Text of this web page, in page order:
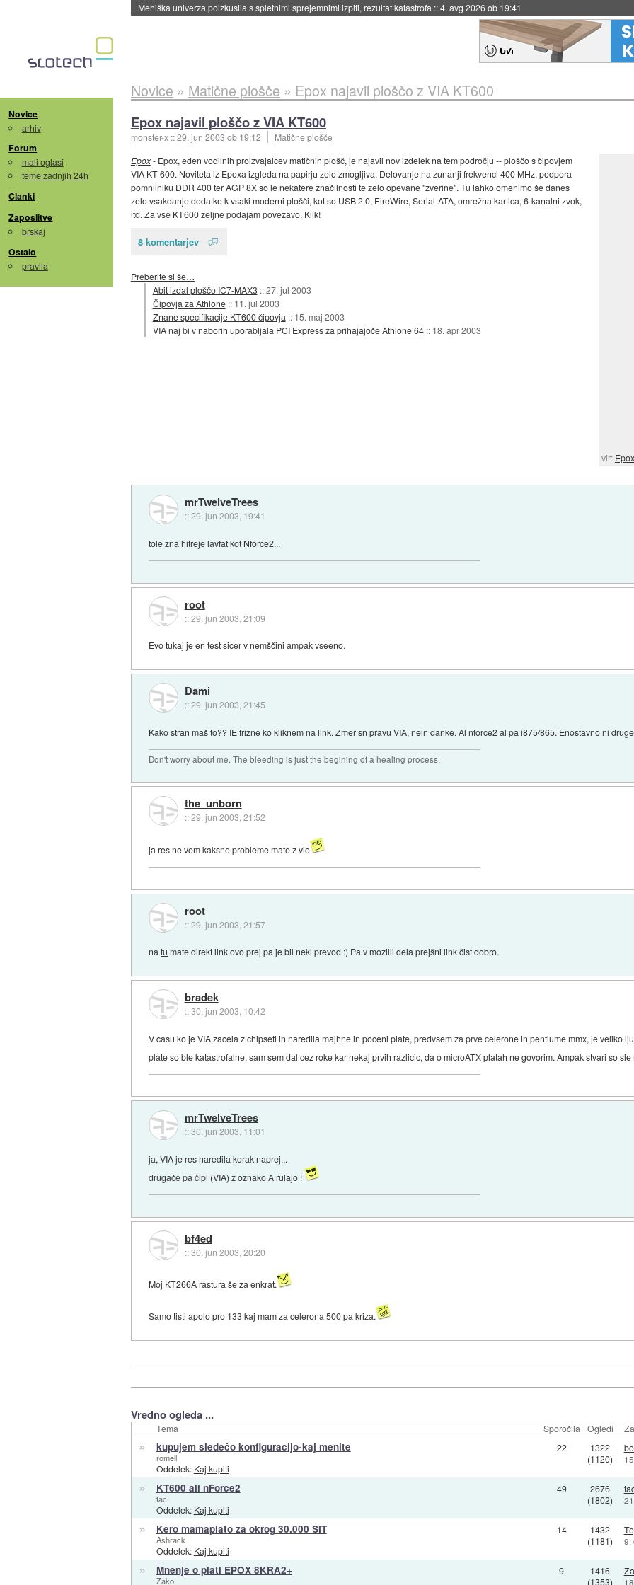
Mehiška univerza poizkusila s spletnimi sprejemnimi izpiti, rezultat katastrofa ::4. avg 2026 ob 19:41
Novice
arhiv
Forum
mali oglasi
teme zadnjih 24h
Članki
Zaposlitve
brskaj
Ostalo
pravila
Novice » Matične plošče » Epox najavil ploščo z VIA KT600
Epox najavil ploščo z VIA KT600
monster-x ::29. jun 2003 ob 19:12 Matične plošče
vir: Epox
Epox- Epox, eden vodilnih proizvajalcev matičnih plošč, je najavil nov izdelek na tem področju -- ploščo s čipovjem
VIA KT 600. Noviteta iz Epoxa izgleda na papirju zelo zmogljiva. Delovanje na zunanji frekvenci 400 MHz, podpora
pomnilniku DDR 400 ter AGP 8X so le nekatere značilnosti te zelo opevane "zverine". Tu lahko omenimo še danes
zelo vsakdanje dodatke k vsaki moderni plošči, kot so USB 2.0, FireWire, Serial-ATA, omrežna kartica, 6-kanalni zvok,
itd. Za vse KT600 željne podajam povezavo. Klik!
8 komentarjev
Preberite si še…
Abit izdal ploščo IC7-MAX3 ::27. jul 2003
Čipovja za Athlone :: 11. jul 2003
Znane specifikacije KT600 čipovja :: 15. maj 2003
VIA naj bi v naborih uporabljala PCI Express za prihajajoče Athlone 64 :: 18. apr 2003
mrTwelveTrees
::29. jun 2003, 19:41
tole zna hitreje lavfat kot Nforce2...
root
::29. jun 2003, 21:09
Evo tukaj je entestsicer v nemščini ampak vseeno.
Dami
::29. jun 2003, 21:45
Kako stran maš to?? IE frizne ko kliknem na link. Zmer sn pravu VIA, nein danke. Al nforce2 al pa i875/865. Enostavno ni
Don't worry about me. The bleeding is just the begining of a healing process.
the_unborn
::29. jun 2003, 21:52
ja res ne vem kaksne probleme mate z vio
root
::29. jun 2003, 21:57
natu mate direkt link ovo prej pa je bil neki prevod :) Pa v mozilli dela prejšni link čist dobro.
bradek
::30. jun 2003, 10:42
V casu ko je VIA zacela z chipseti in naredila majhne in poceni plate, predvsem za prve celerone in pentiume mmx, je veliko
plate so ble katastrofalne, sam sem dal cez roke kar nekaj prvih razlicic, da o microATX platah ne govorim. Ampak stvari so
mrTwelveTrees
::30. jun 2003, 11:01
ja, VIA je res naredila korak naprej...
drugače pa čipi (VIA) z oznako A rulajo !
bf4ed
::30. jun 2003, 20:20
Moj KT266A rastura še za enkrat.
Samo tisti apolo pro 133 kaj mam za celerona 500 pa kriza.
Vredno ogleda ...
Tema Sporočila Ogledi
» kupujem sledečo konfiguracijo-kaj menite
romell
Oddelek: Kaj kupiti
22
1322
(1120)
» KT600 ali nForce2
tac
Oddelek: Kaj kupiti
49
2676
(1802)
» Kero mamaplato za okrog 30.000 SIT
Ashrack
Oddelek: Kaj kupiti
14
1432
(1181)
9.
» Mnenje o plati EPOX 8KRA2+
Zako
9
1416
(1353)